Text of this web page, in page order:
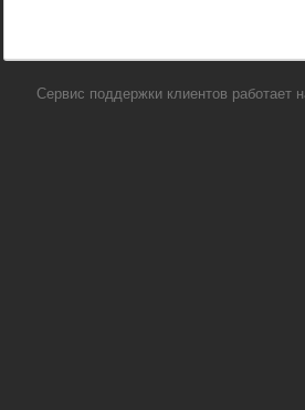
Сервис поддержки клиентов работает